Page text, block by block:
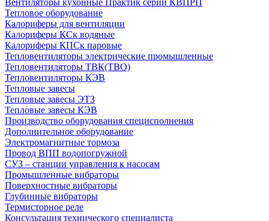
Вентиляторы кухонные Практик серии КВПРП
Тепловое оборудование
Калориферы для вентиляции
Калориферы КСк водяные
Калориферы КПСк паровые
Тепловентиляторы электрические промышленные
Тепловентиляторы ТВК(ТВО)
Тепловентиляторы КЭВ
Тепловые завесы
Тепловые завесы ЭТЗ
Тепловые завесы КЭВ
Производство оборудования специсполнения
Дополнительное оборудование
Электромагнитные тормоза
Провод ВПП водопогружной
СУЗ – станции управления к насосам
Промышленные вибраторы
Поверхностные вибраторы
Глубинные вибраторы
Термисторное реле
Консультация технического специалиста